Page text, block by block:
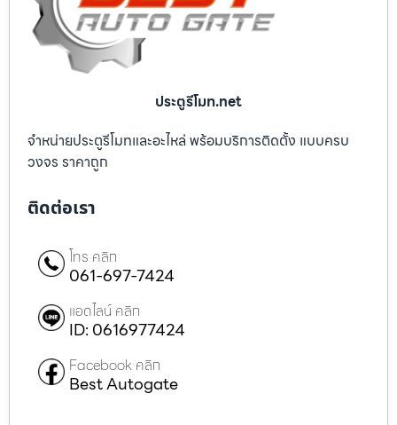
ประตูรีโมท.net
จำหน่ายประตูรีโมทและอะไหล่ พร้อมบริการติดตั้ง แบบครบ
วงจร ราคาถูก
ติดต่อเรา
โทร คลิก
061-697-7424
แอดไลน์ คลิก
ID: 0616977424
Facebook คลิก
Best Autogate